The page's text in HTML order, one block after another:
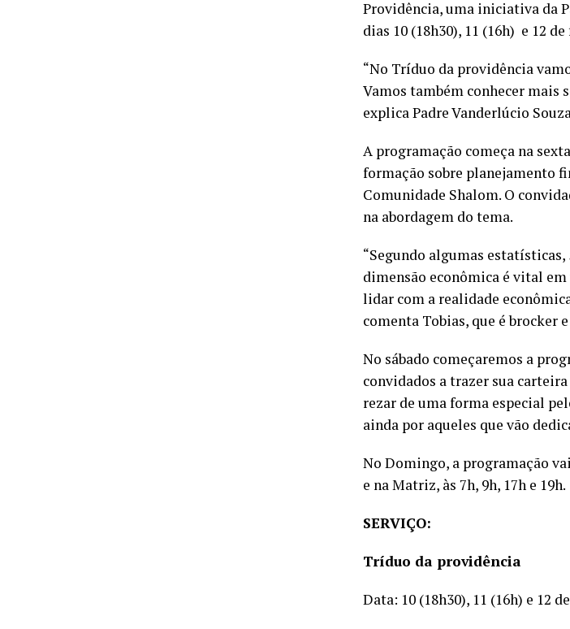
Providência, uma iniciativa da
dias 10 (18h30), 11 (16h) e 12
“No Tríduo da providência
Vamos também conhecer mais
explica Padre Vanderlúcio
A programação começa na
formação sobre planejamento
Comunidade Shalom. O
na abordagem do tema.
“Segundo algumas
dimensão econômica é vital
lidar com a realidade
comenta Tobias, que é
No sábado começaremos a
convidados a trazer sua
rezar de uma forma especial
ainda por aqueles que vão
No Domingo, a programação
e na Matriz, às 7h, 9h, 17h e 19h.
SERVIÇO:
Tríduo da providência
Data: 10 (18h30), 11 (16h) e 12